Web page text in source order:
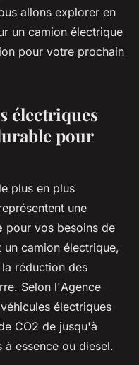
allons explorer en
un camion électrique
pour votre prochain
électriques
pour
plus en plus
une
pour vos besoins de
un camion électrique,
réduction des
Selon l'Agence
électriques
CO2 de jusqu'à
essence ou diesel.